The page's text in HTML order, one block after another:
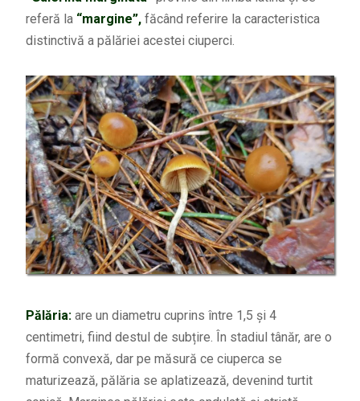
referă la“margine”,făcând referire la caracteristica
distinctivă a pălăriei acestei ciuperci.
Pălăria: are un diametru cuprins între 1,5 și 4
centimetri, fiind destul de subțire. În stadiul tânăr, are o
formă convexă, dar pe măsură ce ciuperca se
maturizează, pălăria se aplatizează, devenind turtit